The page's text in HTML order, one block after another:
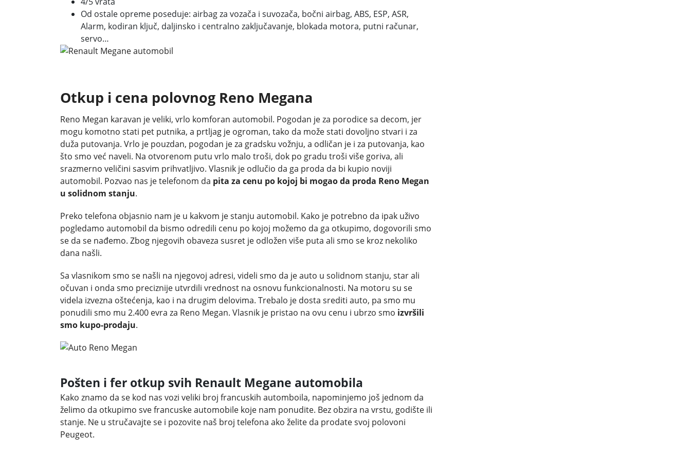
Od ostale opreme poseduje: airbag za vozača i suvozača, bočni airbag, ABS, ESP, ASR,
Alarm, kodiran ključ, daljinsko i centralno zaključavanje, blokada motora, putni računar,
servo…
Otkup i cena polovnog Reno Megana
Reno Megan karavan je veliki, vrlo komforan automobil. Pogodan je za porodice sa decom, jer
mogu komotno stati pet putnika, a prtljag je ogroman, tako da može stati dovoljno stvari i za
duža putovanja. Vrlo je pouzdan, pogodan je za gradsku vožnju, a odličan je i za putovanja, kao
što smo već naveli. Na otvorenom putu vrlo malo troši, dok po gradu troši više goriva, ali
srazmerno veličini sasvim prihvatljivo. Vlasnik je odlučio da ga proda da bi kupio noviji
automobil. Pozvao nas je telefonom da pita za cenu po kojoj bi mogao da proda Reno Megan
u solidnom stanju.
Preko telefona objasnio nam je u kakvom je stanju automobil. Kako je potrebno da ipak uživo
pogledamo automobil da bismo odredili cenu po kojoj možemo da ga otkupimo, dogovorili smo
se da se nađemo. Zbog njegovih obaveza susret je odložen više puta ali smo se kroz nekoliko
dana našli.
Sa vlasnikom smo se našli na njegovoj adresi, videli smo da je auto u solidnom stanju, star ali
očuvan i onda smo preciznije utvrdili vrednost na osnovu funkcionalnosti. Na motoru su se
videla izvezna oštećenja, kao i na drugim delovima. Trebalo je dosta srediti auto, pa smo mu
ponudili smo mu 2.400 evra za Reno Megan. Vlasnik je pristao na ovu cenu i ubrzo smo izvršili
smo kupo-prodaju.
Pošten i fer otkup svih Renault Megane automobila
Kako znamo da se kod nas vozi veliki broj francuskih automboila, napominjemo još jednom da
želimo da otkupimo sve francuske automobile koje nam ponudite. Bez obzira na vrstu, godište ili
stanje. Ne u stručavajte se i pozovite naš broj telefona ako želite da prodate svoj polovoni
Peugeot.